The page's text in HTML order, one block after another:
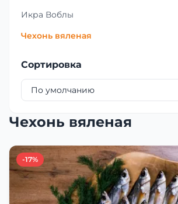
Икра Воблы
Чехонь вяленая
Сортировка
Чехонь вяленая
-17%